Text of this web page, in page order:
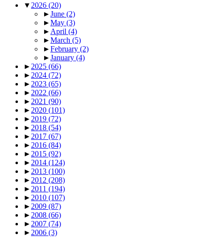
▼ 2026 (20)
►June (2)
►May (3)
► April (4)
►March (5)
►February (2)
►January (4)
► 2025 (66)
► 2024 (72)
► 2023 (65)
► 2022 (66)
► 2021 (90)
► 2020 (101)
► 2019 (72)
► 2018 (54)
► 2017 (67)
► 2016 (84)
► 2015 (92)
► 2014 (124)
► 2013 (100)
► 2012 (208)
► 2011 (194)
► 2010 (107)
► 2009 (87)
► 2008 (66)
► 2007 (74)
► 2006 (3)